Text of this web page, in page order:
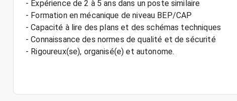
- Expérience de 2 à 5 ans dans un poste similaire
- Formation en mécanique de niveau BEP/CAP
- Capacité à lire des plans et des schémas techniques
- Connaissance des normes de qualité et de sécurité
- Rigoureux(se), organisé(e) et autonome.